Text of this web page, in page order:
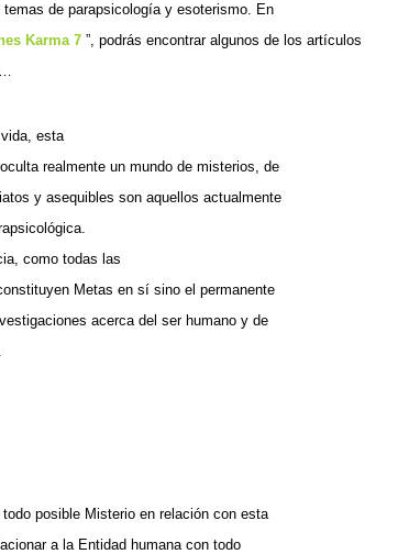
de parapsicología y esoterismo. En
Karma7 ”, podrás encontrar algunos de los artículos
esta
realmente un mundo de misterios, de
y asequibles son aquellos actualmente
como todas las
Metas en sí sino el permanente
acerca del ser humano y de
posible Misterio en relación con esta
a la Entidad humana con todo